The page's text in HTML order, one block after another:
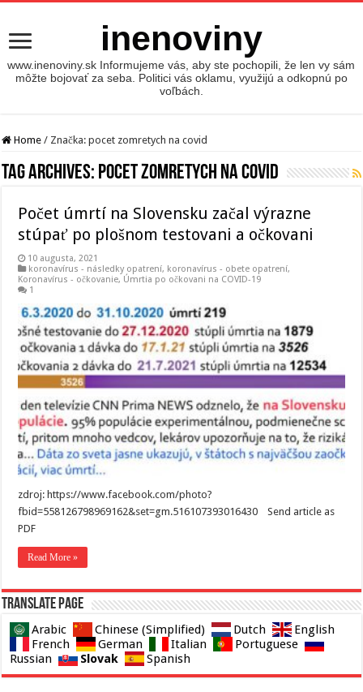
inenoviny
www.inenoviny.sk Informujeme vás, aby ste pochopili, že len vy sám
môžte bojovať za seba. Politici vás oklamu, využijú a odkopnú po
voľbách.
Home / Značka:pocet zomretych na covid
Tag Archives: pocet zomretych na covid
Počet úmrtí na Slovensku začal výrazne
stúpať po plošnom testovani a očkovani
10 augusta, 2021
koronavírus - následky opatrení, koronavírus - obete opatrení,
Koronavírus - očkovanie, Úmrtia po očkovani na COVID-19
1
zdroj: https://www.facebook.com/photo?
fbid=558126798969162&set=gm.516107393016430 Send article as
PDF
Read More »
Translate page
Arabic Chinese (Simplified) Dutch
English
French
German Italian
Portuguese
Russian
Slovak Spanish